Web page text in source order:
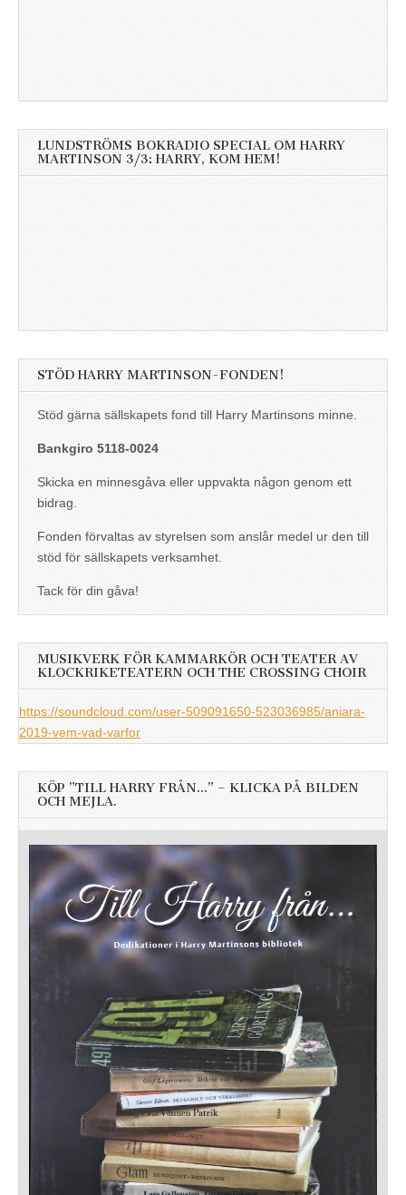
LUNDSTRÖMS BOKRADIO SPECIAL OM HARRY
MARTINSON 3/3: HARRY, KOM HEM!
STÖD HARRY MARTINSON-FONDEN!
Stöd gärna sällskapets fond till Harry Martinsons minne.
Bankgiro 5118-0024
Skicka en minnesgåva eller uppvakta någon genom ett
bidrag.
Fonden förvaltas av styrelsen som anslår medel ur den till
stöd för sällskapets verksamhet.
Tack för din gåva!
MUSIKVERK FÖR KAMMARKÖR OCH TEATER AV
KLOCKRIKETEATERN OCH THE CROSSING CHOIR
https://soundcloud.com/user-509091650-523036985/aniara-
2019-vem-vad-varfor
KÖP ”TILL HARRY FRÅN…” – KLICKA PÅ BILDEN
OCH MEJLA.